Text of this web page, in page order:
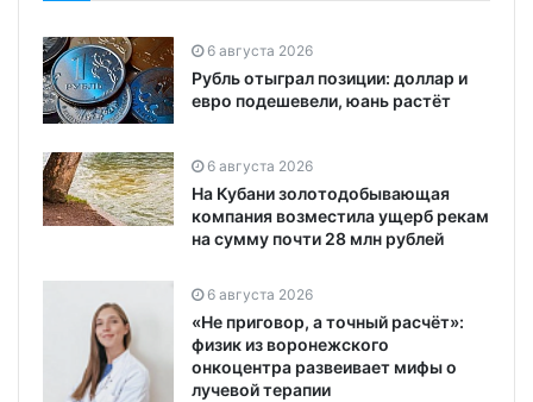
6 августа 2026
Рубль отыграл позиции: доллар и
евро подешевели, юань растёт
6 августа 2026
На Кубани золотодобывающая
компания возместила ущерб рекам
на сумму почти 28 млн рублей
6 августа 2026
«Не приговор, а точный расчёт»:
физик из воронежского
онкоцентра развеивает мифы о
лучевой терапии